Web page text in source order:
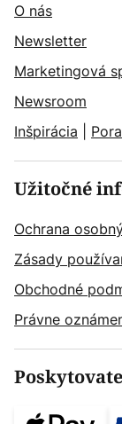
O nás
Newsletter
Marketingová
Newsroom
Inšpirácia
Užitočné
Ochrana
Zásady
Obchodné
Právne